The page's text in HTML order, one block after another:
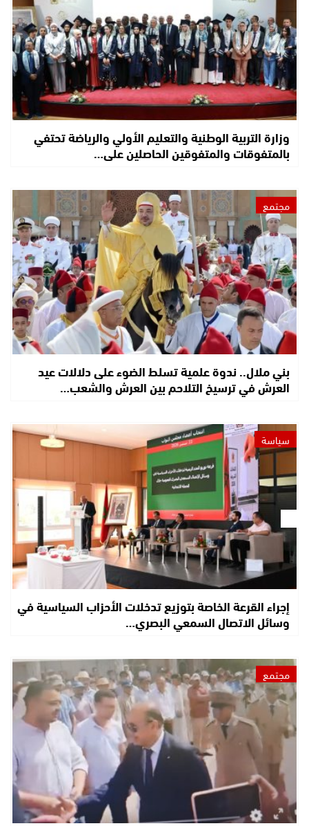
وزارة التربية الوطنية والتعليم الأولي والرياضة تحتفي
بالمتفوقات والمتفوقين الحاصلين على…
مجتمع
بني ملال.. ندوة علمية تسلط الضوء على دلالات عيد
العرش في ترسيخ التلاحم بين العرش والشعب…
سياسة
إجراء القرعة الخاصة بتوزيع تدخلات الأحزاب السياسية في
وسائل الاتصال السمعي البصري…
مجتمع